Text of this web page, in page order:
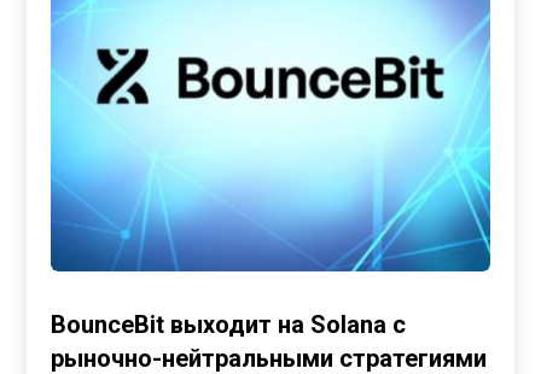
BounceBit выходит на Solana с
рыночно-нейтральными стратегиями